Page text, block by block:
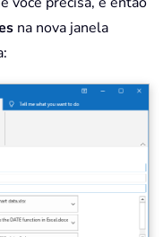
na nova janela